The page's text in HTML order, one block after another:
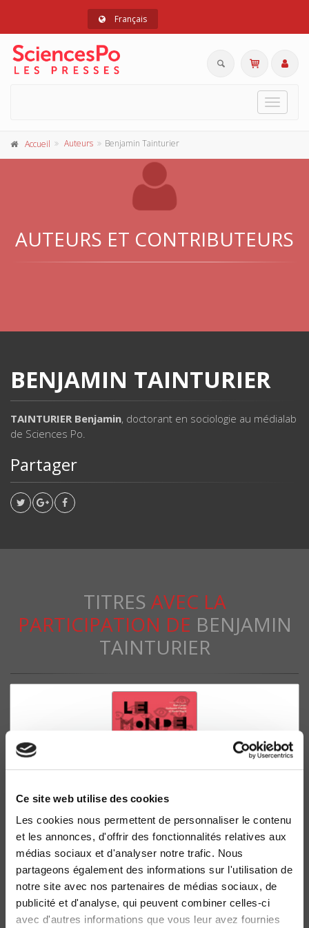
Ce site web utilise des cookies
Les cookies nous permettent de personnaliser le contenu
et les annonces, d'offrir des fonctionnalités relatives aux
médias sociaux et d'analyser notre trafic. Nous
partageons également des informations sur l'utilisation de
notre site avec nos partenaires de médias sociaux, de
publicité et d'analyse, qui peuvent combiner celles-ci
avec d'autres informations que vous leur avez fournies
Français
Toggle
Accueil Auteurs Benjamin Tainturier
AUTEURS ET CONTRIBUTEURS
BENJAMIN TAINTURIER
TAINTURIER Benjamin, doctorant en sociologie au médialab
de Sciences Po.
Partager
TITRES AVEC LA
PARTICIPATION DE BENJAMIN
TAINTURIER
Le Monde d'aujourd'hui
Les sciences sociales au temps de la Covid
Marc Lazar, Guillaume Plantin